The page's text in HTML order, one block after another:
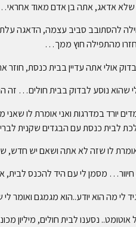
שלא אדאג, אתה בן אדם מאוד
להסתובב סביב עצמה, הדאגה
חזרו מהתפילה חוץ ממך…
אולי אתה עדיין בבית כנסת, חוזר
לי שהוא נוסע לבדוק בבית
יורד במדרגות ואני אומרת לו
לבית כנסת עם הבגדים שקנית
לו שזה לא אתה ושאם יש חדש,
חיוור… מסמן לי עם היד להכנס
לי מה הוא יודע..הוא מגמגם ואומר
אוטומט.. נסענו לבית חולים, מיליון